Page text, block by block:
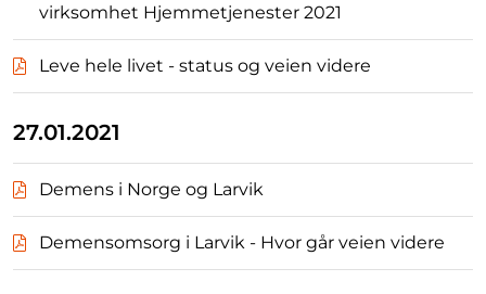
virksomhet Hjemmetjenester 2021
Leve hele livet - status og veien videre
27.01.2021
Demens i Norge og Larvik
Demensomsorg i Larvik - Hvor går veien videre